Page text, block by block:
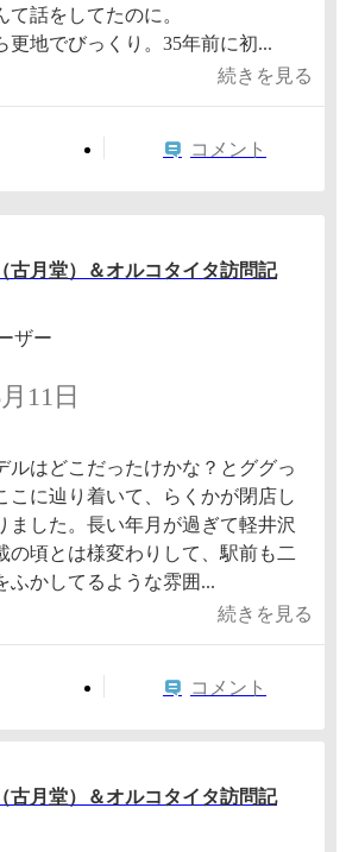
て話をしてたのに。
更地でびっくり。35年前に初...
続きを見る
コメント
古月堂）＆オルコタイタ訪問記
ザー
11日
ルはどこだったけかな？とググっ
こに辿り着いて、らくかが閉店し
ました。長い年月が過ぎて軽井沢
の頃とは様変わりして、駅前も二
ふかしてるような雰囲...
続きを見る
コメント
古月堂）＆オルコタイタ訪問記